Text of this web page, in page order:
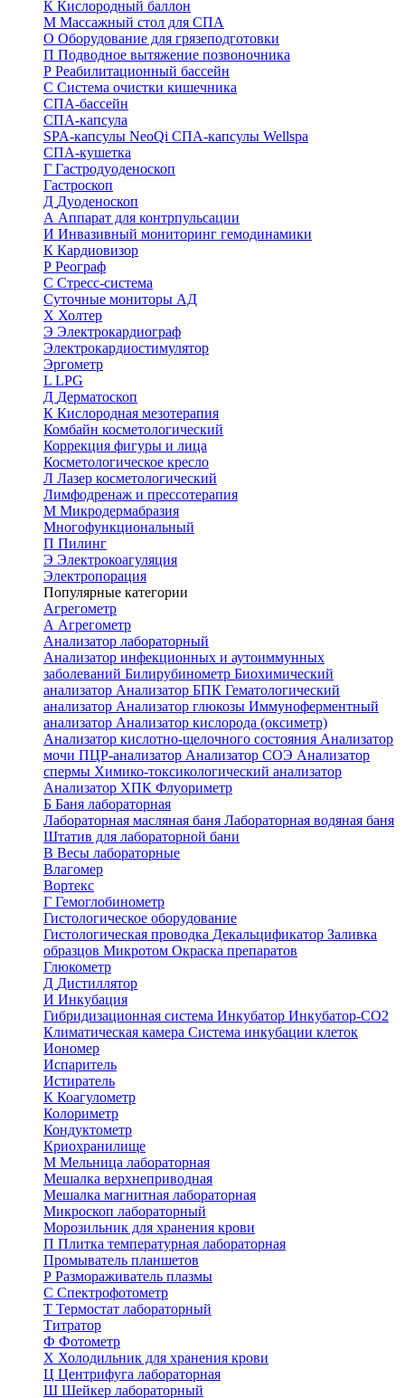
К Кислородный баллон
М Массажный стол для СПА
О Оборудование для грязеподготовки
П Подводное вытяжение позвоночника
Р Реабилитационный бассейн
С Система очистки кишечника
СПА-бассейн
СПА-капсула
SPA-капсулы NeoQi СПА-капсулы Wellspa
СПА-кушетка
Г Гастродуоденоскоп
Гастроскоп
Д Дуоденоскоп
А Аппарат для контрпульсации
И Инвазивный мониторинг гемодинамики
К Кардиовизор
Р Реограф
С Стресс-система
Суточные мониторы АД
Х Холтер
Э Электрокардиограф
Электрокардиостимулятор
Эргометр
L LPG
Д Дерматоскоп
К Кислородная мезотерапия
Комбайн косметологический
Коррекция фигуры и лица
Косметологическое кресло
Л Лазер косметологический
Лимфодренаж и прессотерапия
М Микродермабразия
Многофункциональный
П Пилинг
Э Электрокоагуляция
Электропорация
Популярные категории
Агрегометр
А Агрегометр
Анализатор лабораторный
Анализатор инфекционных и аутоиммунных
заболеваний Билирубинометр Биохимический
анализатор Анализатор БПК Гематологический
анализатор Анализатор глюкозы Иммуноферментный
анализатор Анализатор кислорода (оксиметр)
Анализатор кислотно-щелочного состояния Анализатор
мочи ПЦР-анализатор Анализатор СОЭ Анализатор
спермы Химико-токсикологический анализатор
Анализатор ХПК Флуориметр
Б Баня лабораторная
Лабораторная масляная баня Лабораторная водяная баня
Штатив для лабораторной бани
В Весы лабораторные
Влагомер
Вортекс
Г Гемоглобинометр
Гистологическое оборудование
Гистологическая проводка Декальцификатор Заливка
образцов Микротом Окраска препаратов
Глюкометр
Д Дистиллятор
И Инкубация
Гибридизационная система Инкубатор Инкубатор-СО2
Климатическая камера Система инкубации клеток
Иономер
Испаритель
Истиратель
К Коагулометр
Колориметр
Кондуктометр
Криохранилище
М Мельница лабораторная
Мешалка верхнеприводная
Мешалка магнитная лабораторная
Микроскоп лабораторный
Морозильник для хранения крови
П Плитка температурная лабораторная
Промыватель планшетов
Р Размораживатель плазмы
С Спектрофотометр
Т Термостат лабораторный
Титратор
Ф Фотометр
Х Холодильник для хранения крови
Ц Центрифуга лабораторная
Ш Шейкер лабораторный